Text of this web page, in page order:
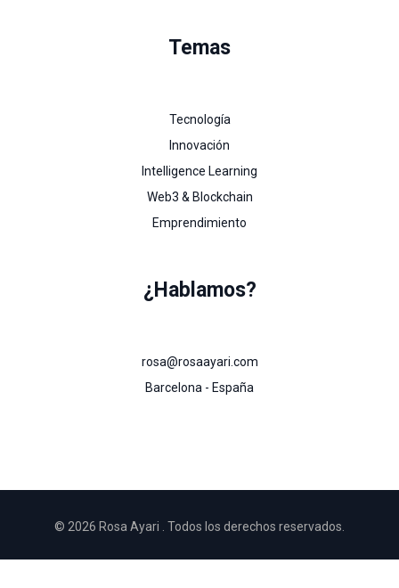
Temas
Tecnología
Innovación
Intelligence Learning
Web3 & Blockchain
Emprendimiento
¿Hablamos?
rosa@rosaayari.com
Barcelona - España
© 2026 Rosa Ayari . Todos los derechos reservados.